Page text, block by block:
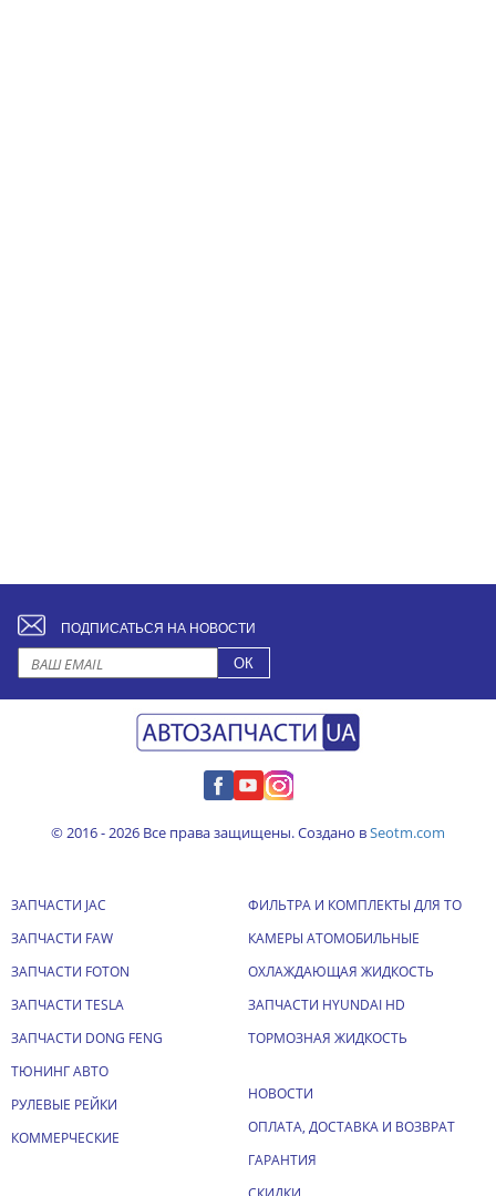
ПОДПИСАТЬСЯ НА НОВОСТИ
© 2016 - 2026 Все права защищены. Создано вSeotm.com
ЗАПЧАСТИ JAC
ЗАПЧАСТИ FAW
ЗАПЧАСТИ FOTON
ЗАПЧАСТИ TESLA
ЗАПЧАСТИ DONG FENG
ТЮНИНГ АВТО
РУЛЕВЫЕ РЕЙКИ
КОММЕРЧЕСКИЕ
ФИЛЬТРА И КОМПЛЕКТЫ ДЛЯ ТО
КАМЕРЫ АТОМОБИЛЬНЫЕ
ОХЛАЖДАЮЩАЯ ЖИДКОСТЬ
ЗАПЧАСТИ HYUNDAI HD
ТОРМОЗНАЯ ЖИДКОСТЬ
НОВОСТИ
ОПЛАТА, ДОСТАВКА И ВОЗВРАТ
ГАРАНТИЯ